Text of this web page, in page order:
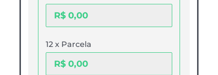
12 x Parcela